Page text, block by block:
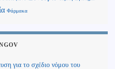
Φάρμακα
για το σχέδιο νόμου του